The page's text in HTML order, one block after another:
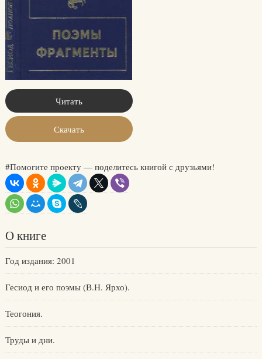
Читать
Скачать
#Помогите проекту — поделитесь книгой с друзьями!
О книге
Год издания: 2001
Гесиод и его поэмы (В.Н. Ярхо).
Теогония.
Труды и дни.